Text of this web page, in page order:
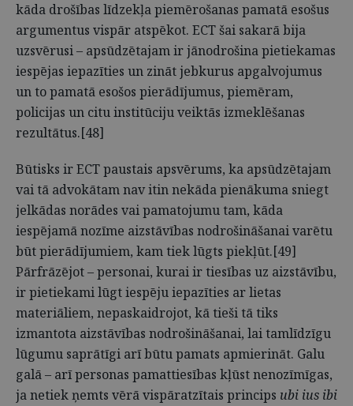
kāda drošības līdzekļa piemērošanas pamatā esošus
argumentus vispār atspēkot. ECT šai sakarā bija
uzsvērusi – apsūdzētajam ir jānodrošina pietiekamas
iespējas iepazīties un zināt jebkurus apgalvojumus
un to pamatā esošos pierādījumus, piemēram,
policijas un citu institūciju veiktās izmeklēšanas
rezultātus.[48]
Būtisks ir ECT paustais apsvērums, ka apsūdzētajam
vai tā advokātam nav itin nekāda pienākuma sniegt
jelkādas norādes vai pamatojumu tam, kāda
iespējamā nozīme aizstāvības nodrošināšanai varētu
būt pierādījumiem, kam tiek lūgts piekļūt.[49]
Pārfrāzējot – personai, kurai ir tiesības uz aizstāvību,
ir pietiekami lūgt iespēju iepazīties ar lietas
materiāliem, nepaskaidrojot, kā tieši tā tiks
izmantota aizstāvības nodrošināšanai, lai tamlīdzīgu
lūgumu saprātīgi arī būtu pamats apmierināt. Galu
galā – arī personas pamattiesības kļūst nenozīmīgas,
ja netiek ņemts vērā vispāratzītais princips ubi ius ibi